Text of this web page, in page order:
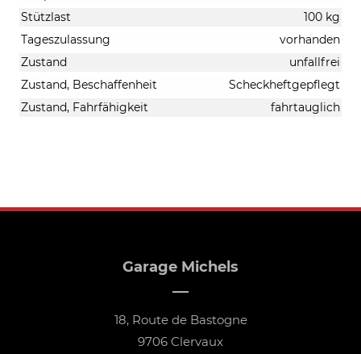
Stützlast
100 kg
Tageszulassung
vorhanden
Zustand
unfallfrei
Zustand, Beschaffenheit
Scheckheftgepflegt
Zustand, Fahrfähigkeit
fahrtauglich
Garage Michels
18, Route de Bastogne
9706 Clervaux